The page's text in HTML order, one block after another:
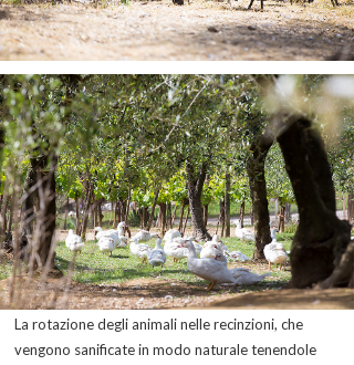
La rotazione degli animali nelle recinzioni, che
vengono sanificate in modo naturale tenendole